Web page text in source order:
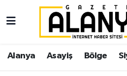
Alanya Asayiş Bölge
Alanya
Asayiş
İstanbul Nöbetçi
İstanbul Hava Durumu